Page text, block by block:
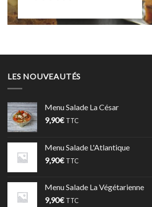
LES NOUVEAUTÉS
Menu Salade La César
9,90€ TTC
Menu Salade L'Atlantique
9,90€ TTC
Menu Salade La Végétarienne
9,90€ TTC